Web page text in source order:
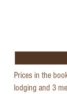
Prices in the
lodging and 3